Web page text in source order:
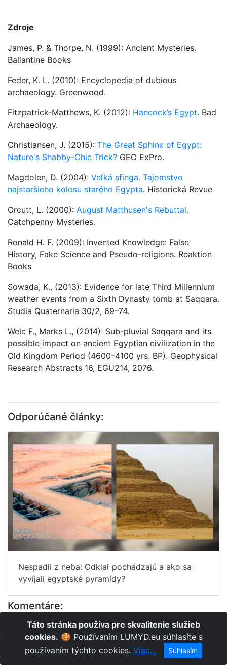
Zdroje
James, P. & Thorpe, N. (1999): Ancient Mysteries.
Ballantine Books
Feder, K. L. (2010): Encyclopedia of dubious
archaeology. Greenwood.
Fitzpatrick-Matthews, K. (2012): Hancock’s Egypt. Bad
Archaeology.
Christiansen, J. (2015): The Great Sphinx of Egypt:
Nature's Shabby-Chic Trick? GEO ExPro.
Magdolen, D. (2004): Veľká sfinga. Tajomstvo
najstaršieho kolosu starého Egypta. Historická Revue
Orcutt, L. (2000): August Matthusen's Rebuttal.
Catchpenny Mysteries.
Ronald H. F. (2009): Invented Knowledge: False
History, Fake Science and Pseudo-religions. Reaktion
Books
Sowada, K., (2013): Evidence for late Third Millennium
weather events from a Sixth Dynasty tomb at Saqqara.
Studia Quaternaria 30/2, 69–74.
Welc F., Marks L., (2014): Sub-pluvial Saqqara and its
possible impact on ancient Egyptian civilization in the
Old Kingdom Period (4600–4100 yrs. BP). Geophysical
Research Abstracts 16, EGU214, 2076.
Odporúčané články:
Nespadli z neba: Odkiaľ pochádzajú a ako sa
vyvíjali egyptské pyramídy?
Komentáre:
Táto stránka používa pre skvalitenie služieb
cookies. 🍪 Používaním LUMYD.eu súhlasíte s
používaním týchto cookies. Viac... Súhlasím